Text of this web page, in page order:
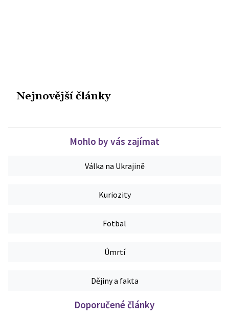
Nejnovější články
Mohlo by vás zajímat
Válka na Ukrajině
Kuriozity
Fotbal
Úmrtí
Dějiny a fakta
Doporučené články